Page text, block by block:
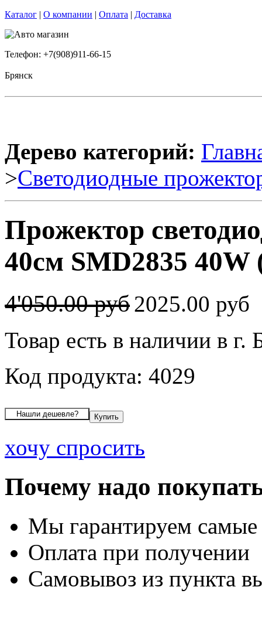
Каталог | О компании | Оплата | Доставка
Телефон: +7(908)911-66-15
Брянск
Дерево категорий:
>Светодиодные
Прожектор
40см SMD2835 40W
4'050.00 руб2025.00 руб
Товар есть в наличии в г.
Код продукта: 4029
хочу спросить
Почему надо
Мы гарантируем
Оплата при получении
Самовывоз из пункта